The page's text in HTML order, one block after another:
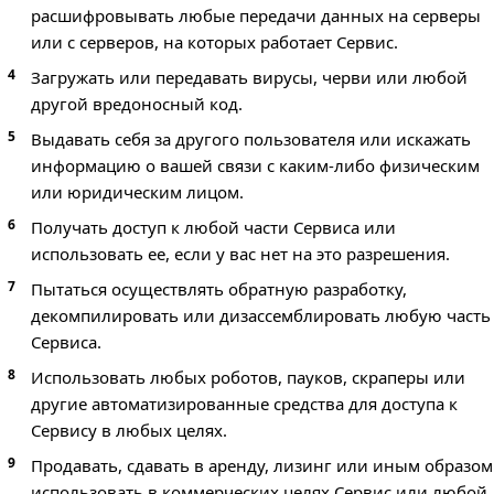
расшифровывать любые передачи данных на серверы
или с серверов, на которых работает Сервис.
Загружать или передавать вирусы, черви или любой
другой вредоносный код.
Выдавать себя за другого пользователя или искажать
информацию о вашей связи с каким-либо физическим
или юридическим лицом.
Получать доступ к любой части Сервиса или
использовать ее, если у вас нет на это разрешения.
Пытаться осуществлять обратную разработку,
декомпилировать или дизассемблировать любую часть
Сервиса.
Использовать любых роботов, пауков, скраперы или
другие автоматизированные средства для доступа к
Сервису в любых целях.
Продавать, сдавать в аренду, лизинг или иным образом